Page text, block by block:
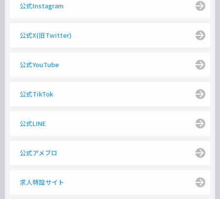
公式Instagram
公式X(旧Twitter)
公式YouTube
公式TikTok
公式LINE
公式アメブロ
求人特設サイト